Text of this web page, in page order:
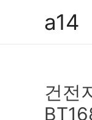
a14
건전